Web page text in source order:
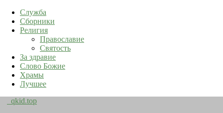
Служба
Сборники
Религия
Православие
Святость
За здравие
Слово Божие
Храмы
Лучшее
qkid.top